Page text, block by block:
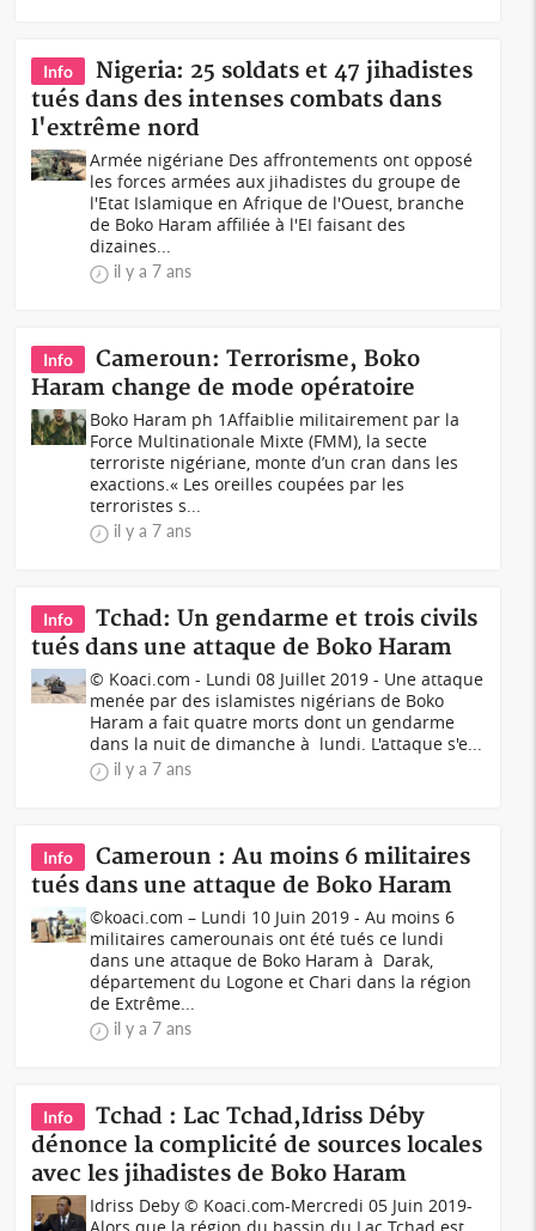
Info
Nigeria: 25 soldats et 47 jihadistes
tués dans des intenses combats dans
l'extrême nord
Armée nigériane Des affrontements ont opposé
les forces armées aux jihadistes du groupe de
l'Etat Islamique en Afrique de l'Ouest, branche
de Boko Haram affiliée à l'EI faisant des
dizaines...
il y a 7 ans
Info
Cameroun: Terrorisme, Boko
Haram change de mode opératoire
Boko Haram ph 1Affaiblie militairement par la
Force Multinationale Mixte (FMM), la secte
terroriste nigériane, monte d’un cran dans les
exactions.« Les oreilles coupées par les
terroristes s...
il y a 7 ans
Info
Tchad: Un gendarme et trois civils
tués dans une attaque de Boko Haram
© Koaci.com - Lundi 08 Juillet 2019 - Une attaque
menée par des islamistes nigérians de Boko
Haram a fait quatre morts dont un gendarme
dans la nuit de dimanche à lundi. L'attaque s'e...
il y a 7 ans
Info
Cameroun : Au moins 6 militaires
tués dans une attaque de Boko Haram
©koaci.com – Lundi 10 Juin 2019 - Au moins 6
militaires camerounais ont été tués ce lundi
dans une attaque de Boko Haram à Darak,
département du Logone et Chari dans la région
de Extrême...
il y a 7 ans
Info
Tchad : Lac Tchad,Idriss Déby
dénonce la complicité de sources locales
avec les jihadistes de Boko Haram
Idriss Deby © Koaci.com-Mercredi 05 Juin 2019-